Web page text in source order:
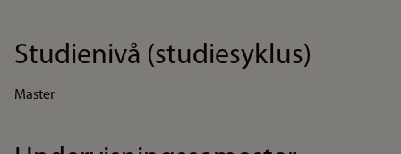
Studienivå (studiesyklus)
Master